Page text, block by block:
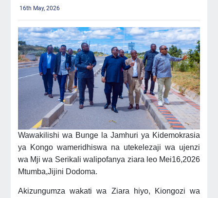
16th May, 2026
Wawakilishi wa Bunge la Jamhuri ya Kidemokrasia
ya Kongo wameridhiswa na utekelezaji wa ujenzi
wa Mji wa Serikali walipofanya ziara leo Mei16,2026
Mtumba,Jijini Dodoma.
Akizungumza wakati wa Ziara hiyo, Kiongozi wa